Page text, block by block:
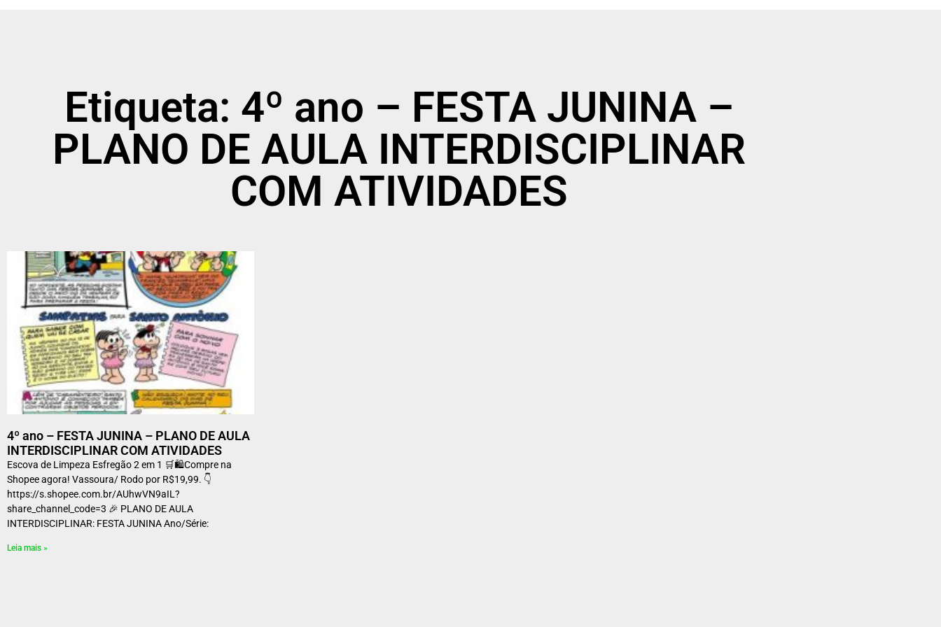
Etiqueta: 4º ano – FESTA JUNINA –
PLANO DE AULA INTERDISCIPLINAR
COM ATIVIDADES
4º ano – FESTA JUNINA – PLANO DE AULA
INTERDISCIPLINAR COM ATIVIDADES
Escova de Limpeza Esfregão 2 em 1 🛒🛍️Compre na
Shopee agora! Vassoura/ Rodo por R$19,99. 👇
https://s.shopee.com.br/AUhwVN9aIL?
share_channel_code=3 🎉 PLANO DE AULA
INTERDISCIPLINAR: FESTA JUNINA Ano/Série:
Leia mais »